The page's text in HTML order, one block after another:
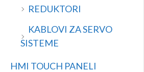
REDUKTORI
KABLOVI ZA SERVO
SISTEME
HMI TOUCH PANELI